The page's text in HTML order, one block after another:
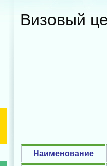
Визовый
Наименование